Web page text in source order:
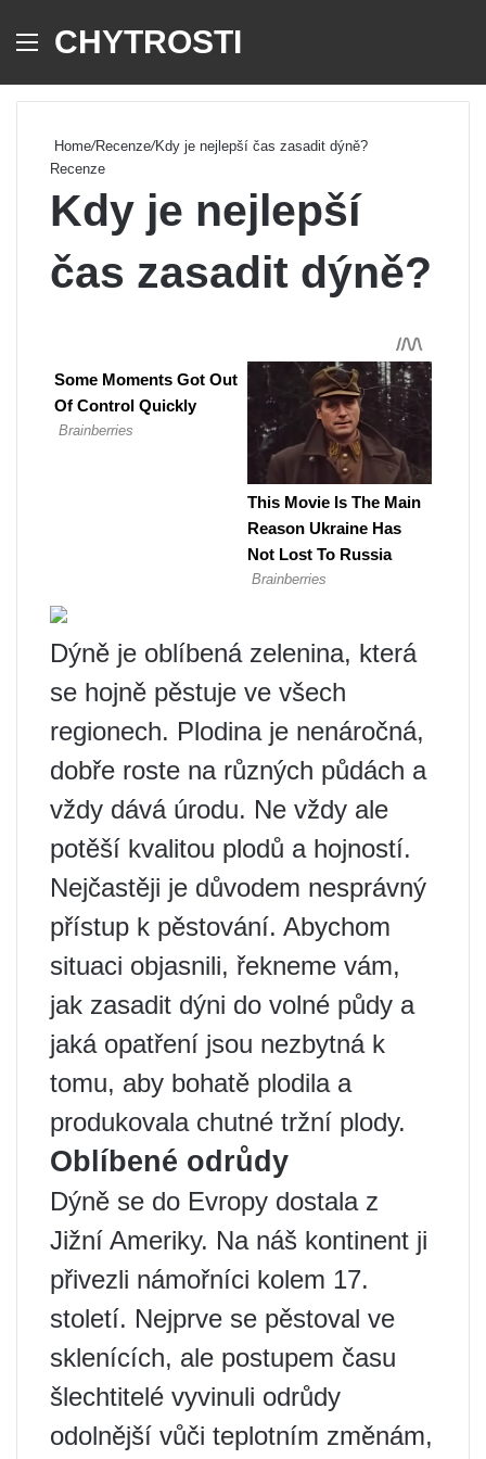
Menu
CHYTROSTI
Home/Recenze/Kdy je nejlepší čas zasadit dýně?
Recenze
Kdy je nejlepší
čas zasadit dýně?
Dýně je oblíbená zelenina, která
se hojně pěstuje ve všech
regionech. Plodina je nenáročná,
dobře roste na různých půdách a
vždy dává úrodu. Ne vždy ale
potěší kvalitou plodů a hojností.
Nejčastěji je důvodem nesprávný
přístup k pěstování. Abychom
situaci objasnili, řekneme vám,
jak zasadit dýni do volné půdy a
jaká opatření jsou nezbytná k
tomu, aby bohatě plodila a
produkovala chutné tržní plody.
Oblíbené odrůdy
Dýně se do Evropy dostala z
Jižní Ameriky. Na náš kontinent ji
přivezli námořníci kolem 17.
století. Nejprve se pěstoval ve
sklenících, ale postupem času
šlechtitelé vyvinuli odrůdy
odolnější vůči teplotním změnám,